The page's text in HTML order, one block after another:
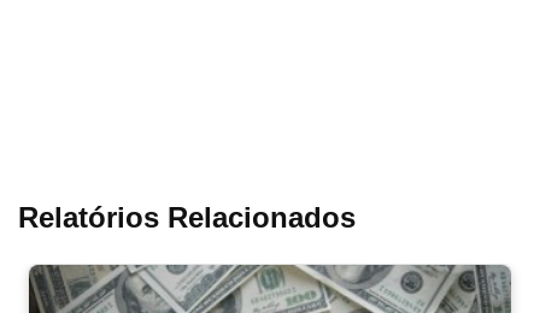
Relatórios Relacionados